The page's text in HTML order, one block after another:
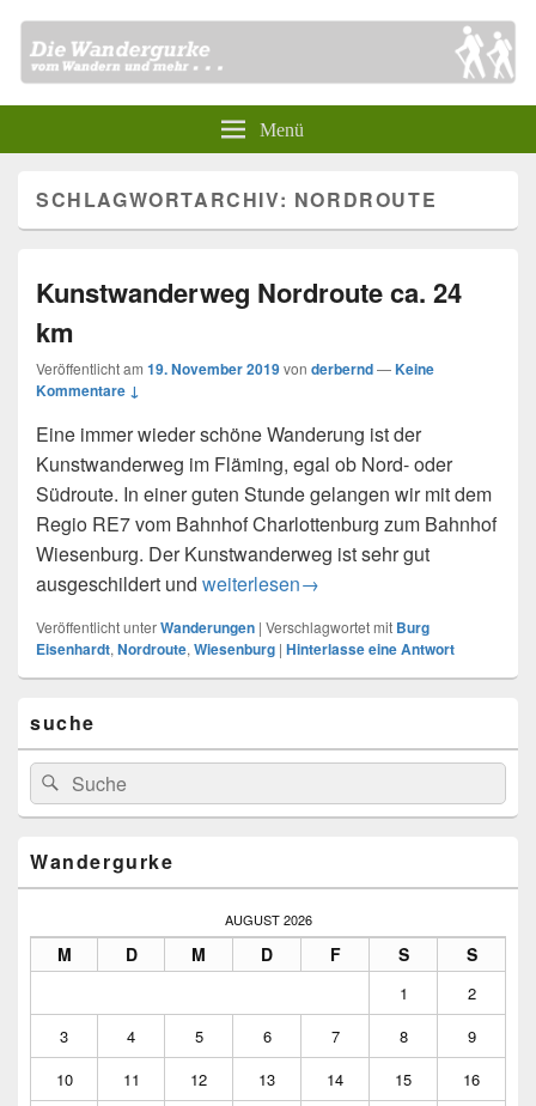
Menü
SCHLAGWORTARCHIV: NORDROUTE
Kunstwanderweg Nordroute ca. 24
km
Veröffentlicht am 19. November 2019von derbernd—Keine
Kommentare ↓
Eine immer wieder schöne Wanderung ist der
Kunstwanderweg im Fläming, egal ob Nord- oder
Südroute. In einer guten Stunde gelangen wir mit dem
Regio RE7 vom Bahnhof Charlottenburg zum Bahnhof
Wiesenburg. Der Kunstwanderweg ist sehr gut
ausgeschildert und Kunstwanderweg Nordroute ca. 24 km
weiterlesen→
Veröffentlicht unterWanderungen | Verschlagwortet mit Burg
Eisenhardt, Nordroute, Wiesenburg | Hinterlasse eine Antwort
Seitenleisten-
Widgetbereich
suche
Suchen
nach:
Suchen
Wandergurke
AUGUST 2026
M D M D F S S
1
2
3
4 5 6 7 8
9
10
11 12 13 14 15
16